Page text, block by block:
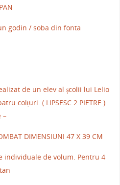
godin / soba din fonta
de un elev al școlii lui Lelio
colțuri. ( LIPSESC 2 PIETRE )
–
DIMENSIUNI 47 X 39 CM
individuale de volum. Pentru 4